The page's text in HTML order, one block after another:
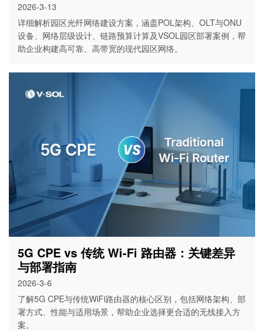
2026-3-13
详细解析园区光纤网络建设方案，涵盖POL架构、OLT与ONU
设备、网络层级设计、链路预算计算及VSOL园区部署案例，帮
助企业构建高可靠、高带宽的现代园区网络。
5G CPE vs 传统 Wi-Fi 路由器：关键差异
与部署指南
2026-3-6
了解5G CPE与传统WiFi路由器的核心区别，包括网络架构、部
署方式、性能与适用场景，帮助企业选择更合适的无线接入方
案。